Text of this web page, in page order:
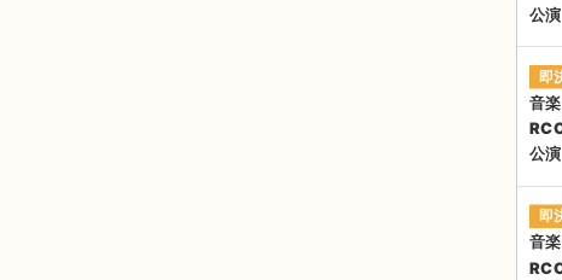
公演
即
音
公演
即
音